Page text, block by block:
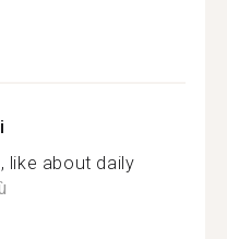
like about daily